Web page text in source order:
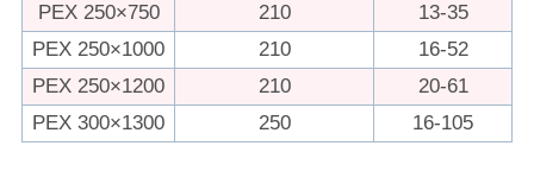
PEX 250×750
210
13-35
PEX 250×1000
210
16-52
PEX 250×1200
210
20-61
PEX 300×1300
250 16-105